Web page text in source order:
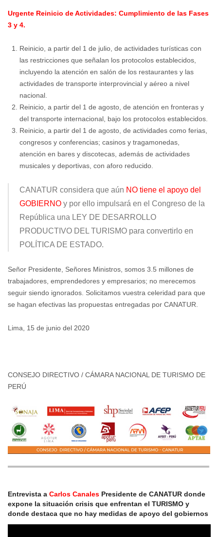
Urgente Reinicio de Actividades: Cumplimiento de las Fases
3 y 4.
Reinicio, a partir del 1 de julio, de actividades turísticas con
las restricciones que señalan los protocolos establecidos,
incluyendo la atención en salón de los restaurantes y las
actividades de transporte interprovincial y aéreo a nivel
nacional.
Reinicio, a partir del 1 de agosto, de atención en fronteras y
del transporte internacional, bajo los protocolos establecidos.
Reinicio, a partir del 1 de agosto, de actividades como ferias,
congresos y conferencias; casinos y tragamonedas,
atención en bares y discotecas, además de actividades
musicales y deportivas, con aforo reducido.
CANATUR considera que aún NO tiene el apoyo del
GOBIERNOy por ello impulsará en el Congreso de la
República una LEY DE DESARROLLO
PRODUCTIVO DEL TURISMO para convertirlo en
POLÍTICA DE ESTADO.
Señor Presidente, Señores Ministros, somos 3.5 millones de
trabajadores, emprendedores y empresarios; no merecemos
seguir siendo ignorados. Solicitamos vuestra celeridad para que
se hagan efectivas las propuestas entregadas por CANATUR.
Lima, 15 de junio del 2020
CONSEJO DIRECTIVO / CÁMARA NACIONAL DE TURISMO DE
PERÚ
Entrevista a Carlos CanalesPresidente de CANATUR donde
expone la situación crisis que enfrentan el TURISMO y
donde destaca que no hay medidas de apoyo del gobiernos